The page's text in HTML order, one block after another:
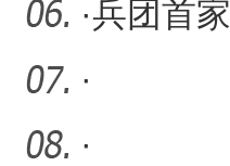
家朱寿土
·兵团首
心新院区
仪
·
·